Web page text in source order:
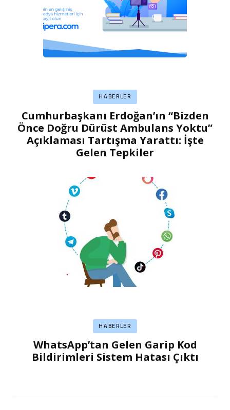
HABERLER
Cumhurbaşkanı Erdoğan’ın “Bizden
Önce Doğru Dürüst Ambulans Yoktu”
Açıklaması Tartışma Yarattı: İşte
Gelen Tepkiler
HABERLER
WhatsApp’tan Gelen Garip Kod
Bildirimleri Sistem Hatası Çıktı